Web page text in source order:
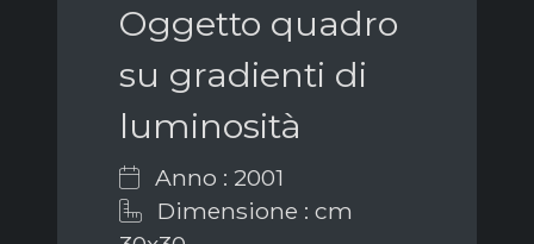
Oggetto quadro
su gradienti di
luminosità
Anno : 2001
Dimensione : cm